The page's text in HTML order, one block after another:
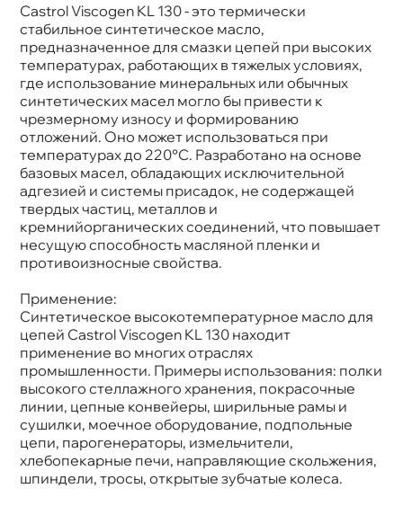
Castrol Viscogen KL 130 - это термически
стабильное синтетическое масло,
предназначенное для смазки цепей при высоких
температурах, работающих в тяжелых условиях,
де использование минеральных или обычных
синтетических масел могло бы привести к
чрезмерному износу и формированию
отложений. Оно может использоваться при
температурах до 220°C. Разработано на основе
азовых масел, обладающих исключительной
адгезией и системы присадок, не содержащей
твердых частиц, металлов и
кремнийорганических соединений, что повышает
несущую способность масляной пленки и
противоизносные свойства.
Применение:
Синтетическое высокотемпературное масло для
цепей Castrol Viscogen KL 130 находит
применение во многих отраслях
промышленности. Примеры использования: полки
ысокого стеллажного хранения, покрасочные
линии, цепные конвейеры, ширильные рамы и
сушилки, моечное оборудование, подпольные
цепи, парогенераторы, измельчители,
хлебопекарные печи, направляющие скольжения,
шпиндели, тросы, открытые зубчатые колеса.
Бренд
Castrol
Объем
Артикул
15E1BF